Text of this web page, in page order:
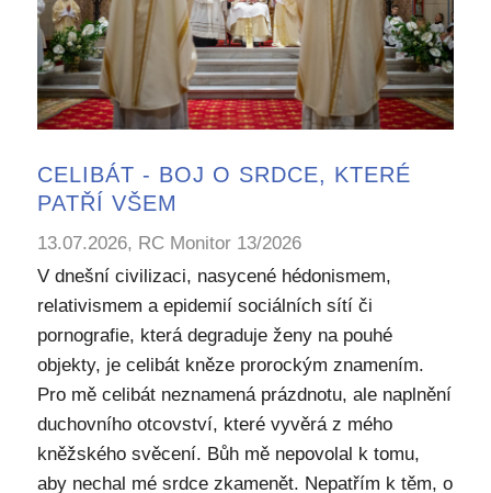
CELIBÁT - BOJ O SRDCE, KTERÉ
PATŘÍ VŠEM
13.07.2026, RC Monitor 13/2026
V dnešní civilizaci, nasycené hédonismem,
relativismem a epidemií sociálních sítí či
pornografie, která degraduje ženy na pouhé
objekty, je celibát kněze prorockým znamením.
Pro mě celibát neznamená prázdnotu, ale naplnění
duchovního otcovství, které vyvěrá z mého
kněžského svěcení. Bůh mě nepovolal k tomu,
aby nechal mé srdce zkamenět. Nepatřím k těm, o